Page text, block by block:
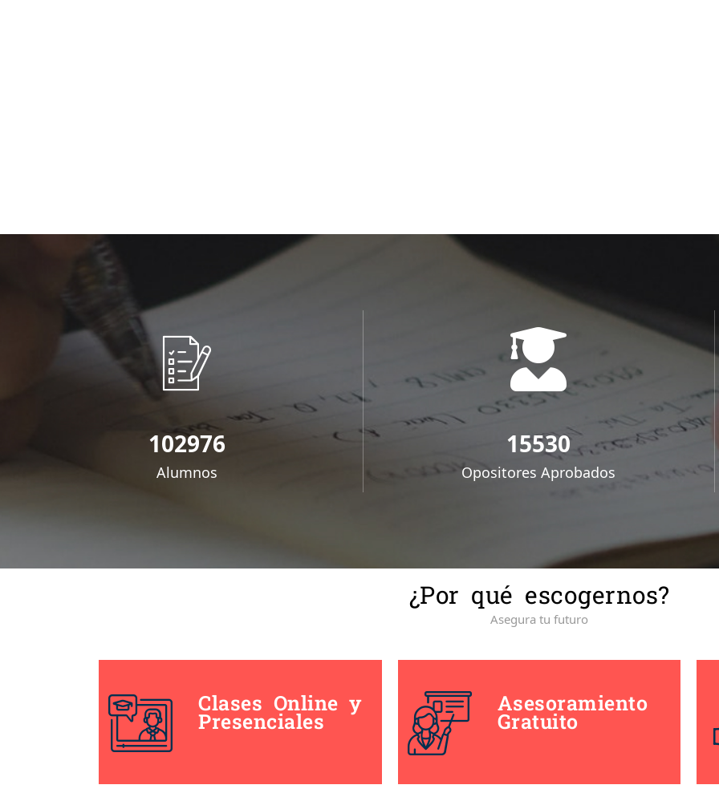
102976
Alumnos
15530
Opositores Aprobados
¿Por qué escogernos?
Asegura tu futuro
Clases Online y
Presenciales
Asesoramiento
Gratuito